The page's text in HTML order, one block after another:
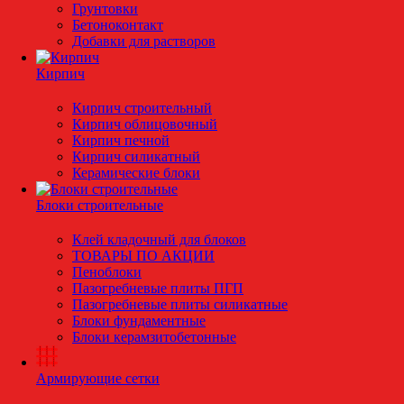
Грунтовки
Бетоноконтакт
Добавки для растворов
Кирпич
Кирпич строительный
Кирпич облицовочный
Кирпич печной
Кирпич силикатный
Керамические блоки
Блоки строительные
Клей кладочный для блоков
ТОВАРЫ ПО АКЦИИ
Пеноблоки
Пазогребневые плиты ПГП
Пазогребневые плиты силикатные
Блоки фундаментные
Блоки керамзитобетонные
Армирующие сетки